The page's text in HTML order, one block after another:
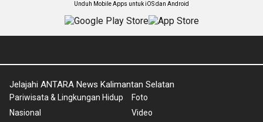
Unduh Mobile Apps untuk iOS dan Android
Jelajahi ANTARA News Kalimantan Selatan
Pariwisata & Lingkungan Hidup
Nasional
Foto
Video